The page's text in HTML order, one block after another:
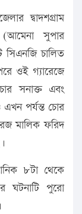
দ্বাদশগ্রাম
(আমেনা সুপার
সিএনজি চালিত
ওই গ্যারেজে
সনাক্ত এবং
পর্যন্ত চোর
মালিক ফরিদ
৮টা থেকে
ঘটনাটি পুরো